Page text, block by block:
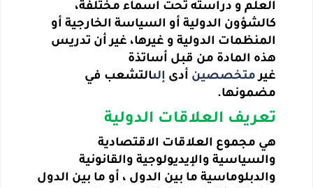
العلم و دراسته تحت أسماء مختلفة،
كالشؤون الدولية أو السياسة الخارجية أو
المنظمات الدولية و غيرها، غير أن تدريس
هذه المادة من قبل أساتذة
غيرمتخصصين أدى إلىالتشعب في
مضمونها.
تعريف العلاقات الدولية
هي مجموع العلاقات الاقتصادية
والسياسية والإيديولوجية والقانونية
والدبلوماسية ما بين الدول ، أو ما بين الدول